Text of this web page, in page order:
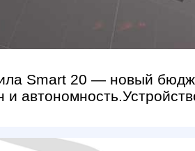
Smart 20 — новый